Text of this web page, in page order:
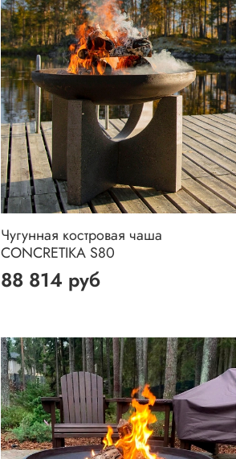
Чугунная костровая чаша
CONCRETIKA S80
88 814 руб